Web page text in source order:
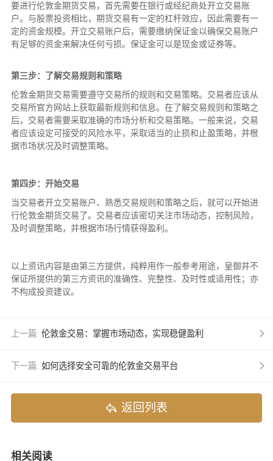
要进行伦敦金期货交易，首先需要在银行或经纪商处开立交易账
户。与股票投资相比，期货交易有一定的杠杆效应，因此需要有一
定的资金规模。开立交易账户后，需要缴纳保证金以确保交易账户
有足够的资金来解决任何亏损。保证金可以是现金或证券等。
第三步：了解交易规则和策略
伦敦金期货交易需要遵守交易所的规则和交易策略。交易者应该从
交易所官方网站上获取最新规则和信息。在了解交易规则和策略之
后，交易者需要采取准确的市场分析和交易策略。一般来说，交易
者应该设定可接受的风险水平，采取适当的止损和止盈策略，并根
据市场状况及时调整策略。
第四步：开始交易
当交易者开立交易账户、熟悉交易规则和策略之后，就可以开始进
行伦敦金期货交易了。交易者应该密切关注市场动态，控制风险，
及时调整策略，并根据市场行情获得盈利。
以上资讯内容是由第三方提供，纯粹用作一般参考用途，皇御并不
保证所提供的第三方资讯的准确性、完整性、及时性或适用性；亦
不构成投资建议。
上一篇: 伦敦金交易：掌握市场动态，实现稳健盈利
下一篇: 如何选择安全可靠的伦敦金交易平台
返回列表
相关阅读